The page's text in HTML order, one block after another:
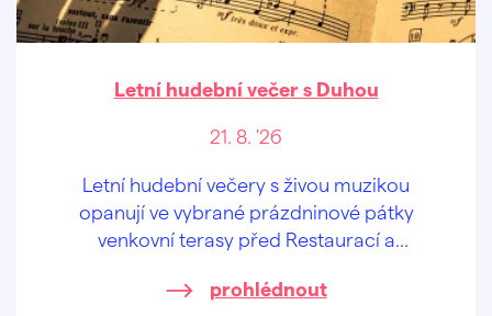
Letní hudební večer s Duhou
21. 8. '26
Letní hudební večery s živou muzikou
opanují ve vybrané prázdninové pátky
venkovní terasy před Restaurací a
"sesterským" Hasičským pivovarem.
prohlédnout